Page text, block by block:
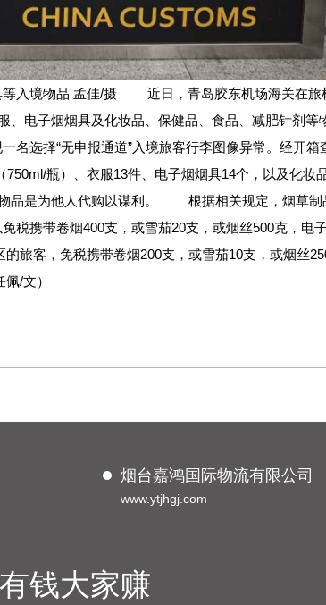
等入境物品 孟佳/摄 近日，青岛胶东机场海关在旅
电子烟烟具及化妆品、保健品、食品、减肥针剂等
选择“无申报通道”入境旅客行李图像异常。经开箱
瓶）、衣服13件、电子烟烟具14个，以及化妆
物品是为他人代购以谋利。 根据相关规定，烟草制
税携带卷烟400支，或雪茄20支，或烟丝500克，电
旅客，免税携带卷烟200支，或雪茄10支，或烟丝
/文）
烟台嘉鸿国际物流有限公司
www.ytjhgj.com
钱大家赚